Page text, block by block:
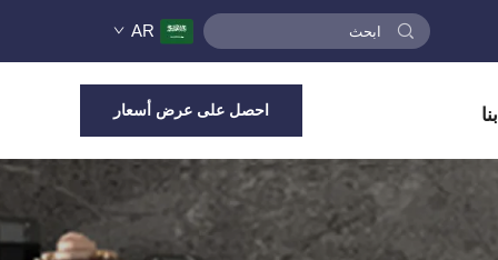
AR
احصل على عرض أسعار